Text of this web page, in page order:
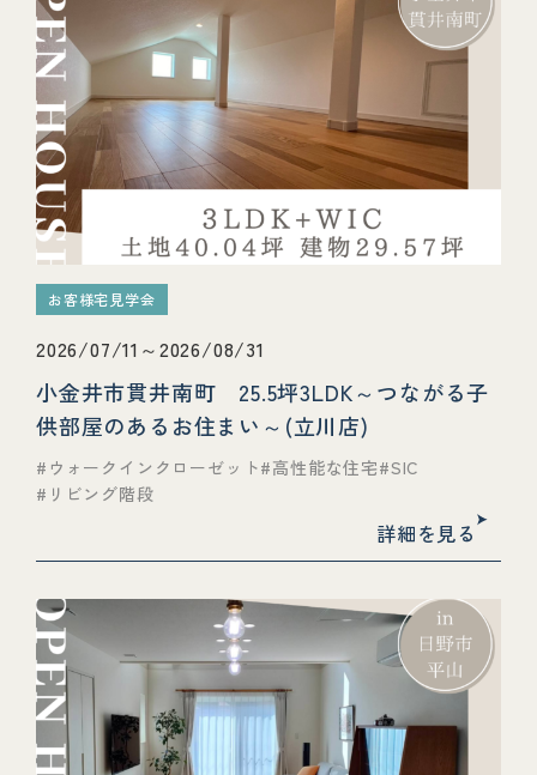
お客様宅見学会
2026/07/11～2026/08/31
小金井市貫井南町 25.5坪3LDK～つながる子
供部屋のあるお住まい～(立川店)
ウォークインクローゼット 高性能な住宅 SIC
リビング階段
詳細を見る